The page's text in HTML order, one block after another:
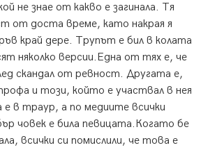
не знае от какво е загинала. Тя
от доста време, като накрая я
край дере. Трупът е бил в колата
няколко версии.Една от тях е, че
скандал от ревност. Другата е,
и този, който е участвал в нея
е в траур, а по медиите всички
човек е била певицата.Когато бе
всички си помислили, че това е